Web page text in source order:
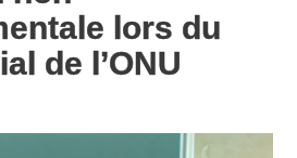
lors du
de l’ONU